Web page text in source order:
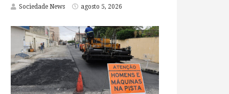
Sociedade News agosto 5, 2026